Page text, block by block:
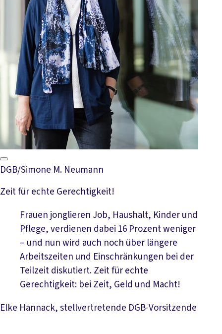
DGB/Simone M. Neumann
Zeit für echte Gerechtigkeit!
Frauen jonglieren Job, Haushalt, Kinder und
Pflege, verdienen dabei 16 Prozent weniger
– und nun wird auch noch über längere
Arbeitszeiten und Einschränkungen bei der
Teilzeit diskutiert. Zeit für echte
Gerechtigkeit: bei Zeit, Geld und Macht!
Elke Hannack, stellvertretende DGB-Vorsitzende